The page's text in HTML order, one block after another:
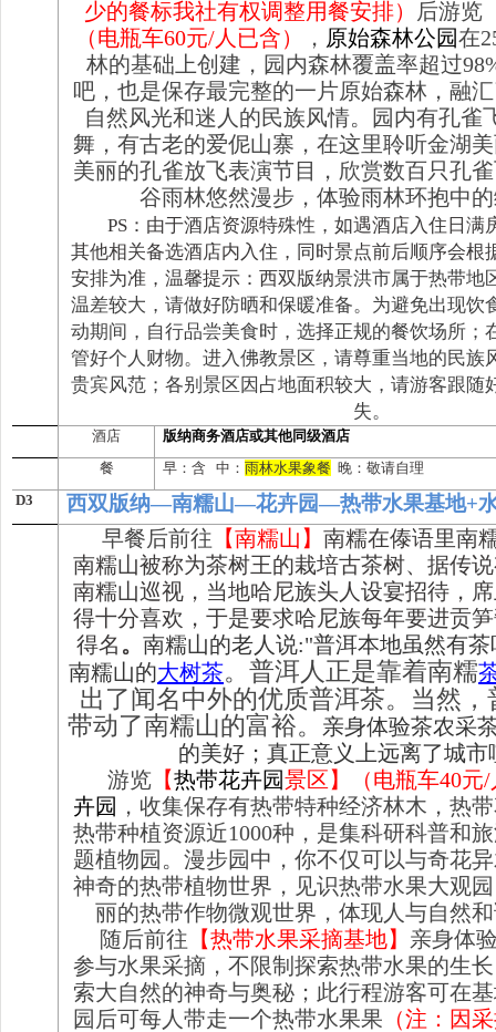
少的餐标我社有权调整用餐安排）
后游览
（电瓶车60元/人已含）
， 原始森林公园在
林的基础上创建，园内森林覆盖率超过
吧，也是保存最完整的一片原始森林，融
自然风光和迷人的民族风情。园内有孔雀
舞，有古老的爱伲山寨，在这里聆听金湖
美丽的孔雀放飞表演节目，欣赏数百只孔
谷雨林悠然漫步，体验雨林环抱中
PS：由于酒店资源特殊性，如遇酒店入住日满
其他相关备选酒店内入住，同时景点前后顺序会根
安排为准，温馨提示：西双版纳景洪市属于热带地
温差较大，请做好防晒和保暖准备。 为避免出现饮
动期间，自行品尝美食时，选择正规的餐饮场所；
管好个人财物。进入佛教景区，请尊重当地的民族
贵宾风范；各别景区因占地面积较大，请游客跟随
失。
酒店
版纳商务酒店或其他同级酒店
餐
早：含 中：雨林水果象餐 晚：敬请自理
D3
西双版纳—南糯山—花卉园—热带水果基地+
早餐后前往 【南糯山 】南糯在傣语里南
南糯山被称为茶树王的栽培古茶树、据传
南糯山巡视，当地哈尼族头人设宴招待，
得十分喜欢，于是要求哈尼族每年要进贡
得名 。南糯山的老人说:"普洱本地虽然有
南糯山的大树茶。普洱人正是靠着南糯
出了闻名中外的优质普洱茶。当然
带动了南糯山的富裕。
亲身体验茶农采
的美好；真正意义上远离了城市
游览 【热带花卉园景区】（电瓶车40元
卉园 ，收集保存有热带特种经济林木，热
热带种植资源近1000种，是集科研科普和
题植物园。漫步园中，你不仅可以与奇花
神奇的热带植物世界，见识热带水果大观
丽的热带作物微观世界，体现人与自然
随后前往 【热带水果采摘基地】 亲身体
参与水果采摘，不限制探索热带水果的生
索大自然的神奇与奥秘；此行程游客可在
园后可每人带走一个热带水果果 （注：因